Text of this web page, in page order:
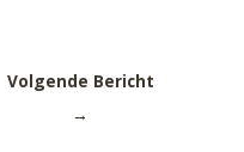
Volgende Bericht
→